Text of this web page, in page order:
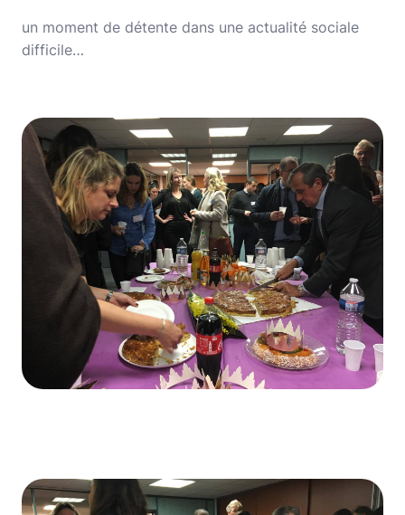
un moment de détente dans une actualité sociale
difficile…